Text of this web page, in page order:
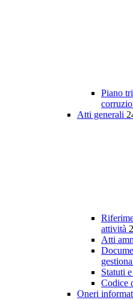
Piano
Atti generali
attività
Atti
Statuti
Codice
Oneri